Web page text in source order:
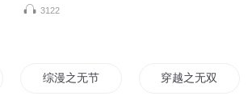
3122
综漫之无节操的作者 穿越之无双十字